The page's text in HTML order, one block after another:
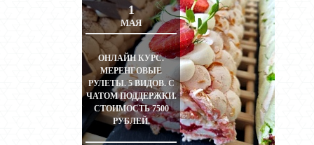
1
МАЯ
ОНЛАЙН КУРС.
МЕРЕНГОВЫЕ
РУЛЕТЫ. 5 ВИДОВ. С
ЧАТОМ ПОДДЕРЖКИ.
СТОИМОСТЬ 7500
РУБЛЕЙ.